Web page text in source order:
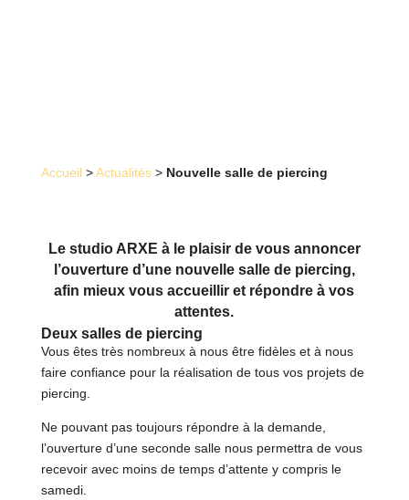
Accueil >Actualités> Nouvelle salle de piercing
Le studio ARXE à le plaisir de vous annoncer
l’ouverture d’une nouvelle salle de piercing,
afin mieux vous accueillir et répondre à vos
attentes.
Deux salles de piercing
Vous êtes très nombreux à nous être fidèles et à nous
faire confiance pour la réalisation de tous vos projets de
piercing.
Ne pouvant pas toujours répondre à la demande,
l’ouverture d’une seconde salle nous permettra de vous
recevoir avec moins de temps d’attente y compris le
samedi.